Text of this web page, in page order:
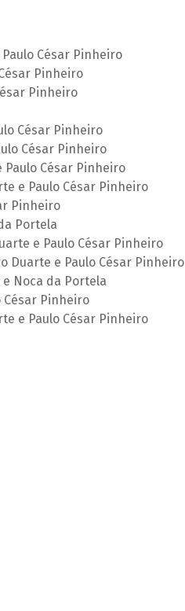
César Pinheiro
Pinheiro
Pinheiro
César Pinheiro
César Pinheiro
Paulo César Pinheiro
e Paulo César Pinheiro
Pinheiro
Portela
e Paulo César Pinheiro
Duarte e Paulo César Pinheiro
Noca da Portela
Pinheiro
e Paulo César Pinheiro